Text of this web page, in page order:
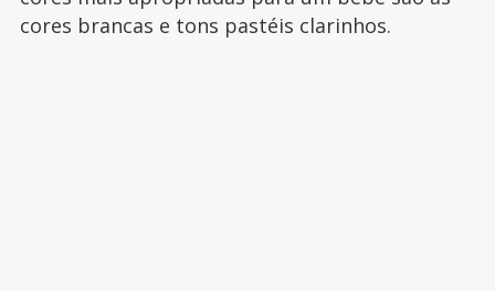
cores brancas e tons pastéis clarinhos.